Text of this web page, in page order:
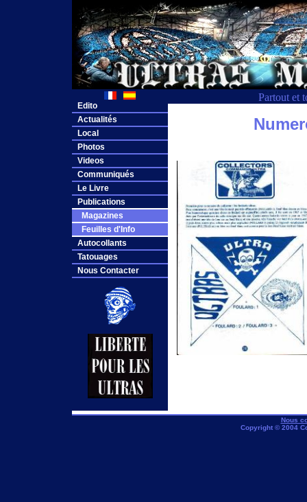
Partout et
Edito
Actualités
Local
Photos
Videos
Communiqués
Le Livre
Publications
Magazines
Feuilles d'Info
Autocollants
Tatouages
Nous Contacter
Nous
Copyright © 2004